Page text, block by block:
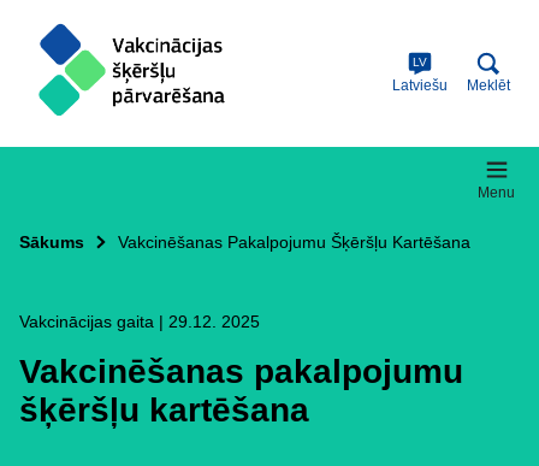
content
LV
Latviešu Meklēt
Menu
Sākums Vakcinēšanas Pakalpojumu Šķēršļu Kartēšana
Vakcinācijas gaita | 29.12. 2025
Vakcinēšanas pakalpojumu
šķēršļu kartēšana